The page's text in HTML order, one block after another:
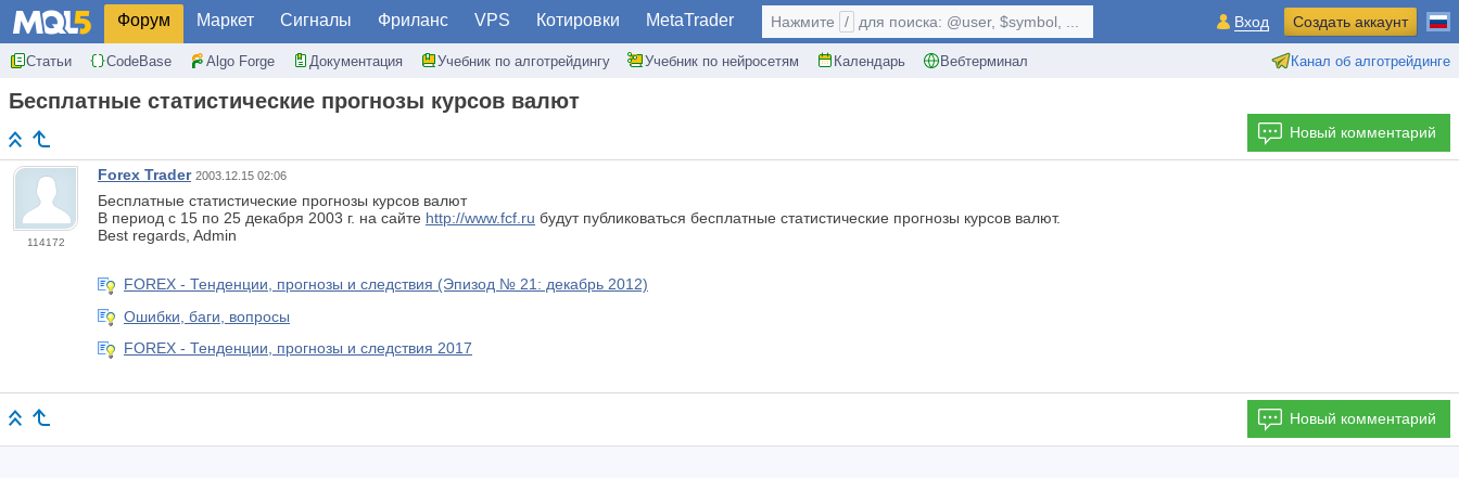
Форум Маркет Сигналы Фриланс VPS Котировки MetaTrader
Статьи CodeBase Algo Forge Документация Учебник по алготрейдингу Учебник по нейросетям Календарь Вебтерминал Канал об алготрейдинге
Нажмите / для поиска: @user, $symbol, ... Вход Создать аккаунт
Бесплатные статистические прогнозы курсов валют
Новый комментарий
114172
Forex Trader 2003.12.15 02:06
Бесплатные статистические прогнозы курсов валют
В период с 15 по 25 декабря 2003 г. на сайте http://www.fcf.ru будут публиковаться бесплатные статистические прогнозы курсов валют.
Best regards, Admin
FOREX - Тенденции, прогнозы и следствия (Эпизод № 21: декабрь 2012)
Ошибки, баги, вопросы
FOREX - Тенденции, прогнозы и следствия 2017
Новый комментарий